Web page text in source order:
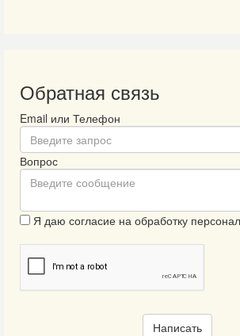
Обратная связь
Email или Телефон
Вопрос
Я даю согласие на обработку
Написать